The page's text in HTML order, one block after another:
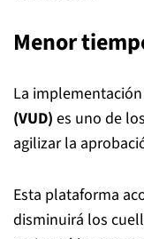
Menor
La
(VUD) es uno de
agilizar la
Esta plataforma
disminuirá los